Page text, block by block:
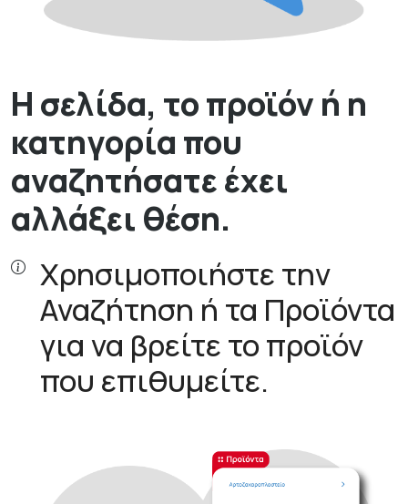
Η σελίδα, το προϊόν ή η
κατηγορία που
αναζητήσατε έχει
αλλάξει θέση.
Χρησιμοποιήστε την
Αναζήτηση ή τα Προϊόντα
για να βρείτε το προϊόν
που επιθυμείτε.